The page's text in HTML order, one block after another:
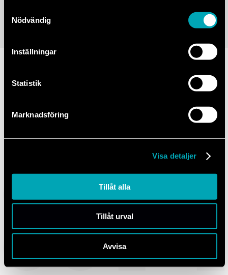
Nödvändig
Inställningar
Statistik
Marknadsföring
Visa detaljer
Tillåt alla
Tillåt urval
Avvisa
Personliga erbjudanden
Komplett lista med erbjudanden visas efter val av verkstad.